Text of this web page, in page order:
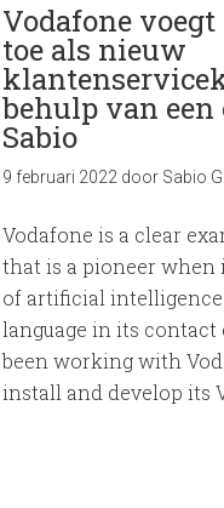
Vodafone
toe als nieuw
behulp van
Sabio
9 februari 2022 door Sabio
Vodafone is a clear
that is a pioneer when
of artificial
language in its contact
been working with
install and develop its